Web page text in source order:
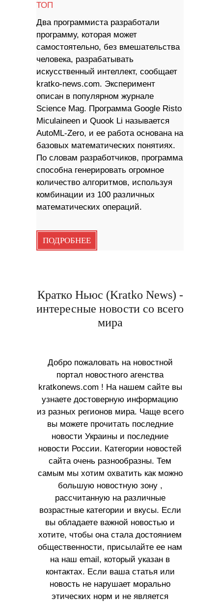
ТОП
Два программиста разработали
программу, которая может
самостоятельно, без вмешательства
человека, разрабатывать
искусственный интеллект, сообщает
kratko-news.com. Эксперимент
описан в популярном журнале
Science Mag. Программа Google Risto
Miculaineen и Quook Li называется
AutoML-Zero, и ее работа основана на
базовых математических понятиях.
По словам разработчиков, программа
способна генерировать огромное
количество алгоритмов, используя
комбинации из 100 различных
математических операций.
ПОДРОБНЕЕ
Кратко Ньюс (Kratko News) -
интересные новости со всего
мира
Добро пожаловать на новостной
портал новостного агенства
kratkonews.com ! На нашем сайте вы
узнаете достоверную информацию
из разных регионов мира. Чаще всего
вы можете прочитать последние
новости Украины и последние
новости России. Категории новостей
сайта очень разнообразны. Тем
самым мы хотим охватить как можно
большую новостную зону ,
рассчитанную на различные
возрастные категории и вкусы. Если
вы обладаете важной новостью и
хотите, чтобы она стала достоянием
общественности, присылайте ее нам
на наш email, который указан в
контактах. Если ваша статья или
новость не нарушает морально
этических норм и не является